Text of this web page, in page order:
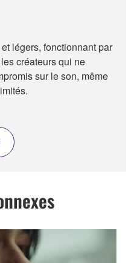
légers, fonctionnant par
créateurs qui ne
sur le son, même